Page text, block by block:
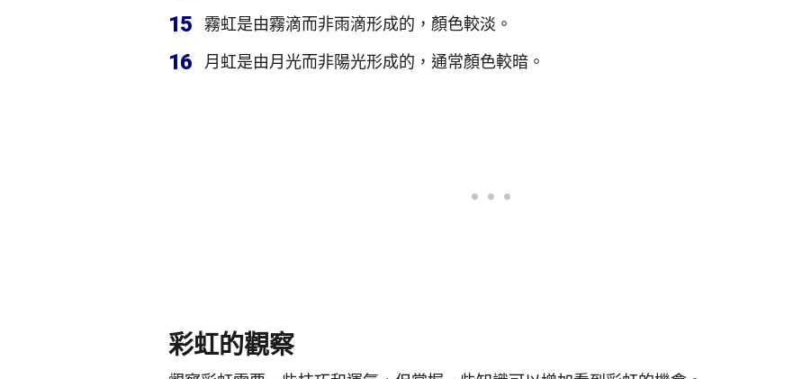
15 霧虹是由霧滴而非雨滴形成的，顏色較淡。
16 月虹是由月光而非陽光形成的，通常顏色較暗。
彩虹的觀察